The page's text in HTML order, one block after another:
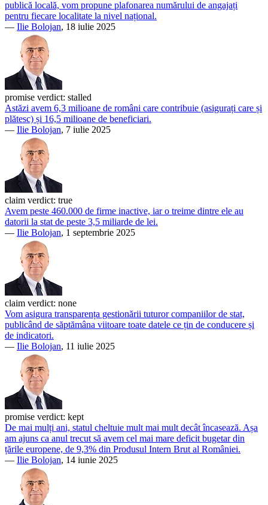
publică locală, vom propune plafonarea numărului de angajați
pentru fiecare localitate la nivel național.
— Ilie Bolojan, 18 iulie 2025
promise verdict: stalled
Astăzi avem 6,3 milioane de români care contribuie (asigurați care și
plătesc) și 16,5 milioane de beneficiari.
— Ilie Bolojan, 7 iulie 2025
claim verdict: true
Avem peste 460.000 de firme inactive, iar o treime dintre ele au
datorii la stat de peste 3,5 miliarde de lei.
— Ilie Bolojan, 1 septembrie 2025
claim verdict: none
Vom asigura transparența gestionării tuturor companiilor de stat,
publicând de săptămâna viitoare toate datele ce țin de conducere și
de indicatori.
— Ilie Bolojan, 11 iulie 2025
promise verdict: kept
De mai mulți ani, statul cheltuie mult mai mult decât încasează. Așa
am ajuns ca anul trecut să avem cel mai mare deficit bugetar din
țările europene, de 9,3% din Produsul Intern Brut al României.
— Ilie Bolojan, 14 iunie 2025